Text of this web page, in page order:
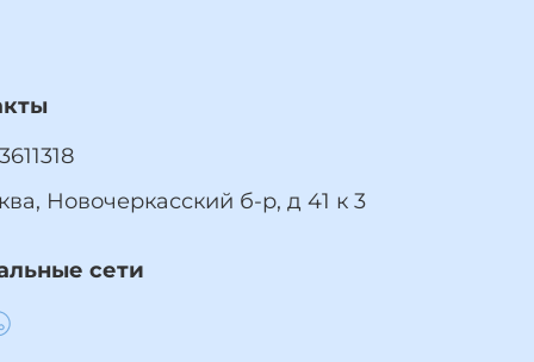
Новочеркасский б-р, д 41 к 3
сети